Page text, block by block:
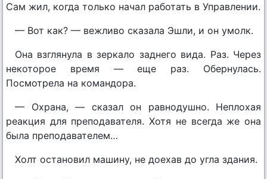
Сам жил, когда только начал работать в Управлении.
— Вот как? — вежливо сказала Эшли, и он умолк.
Она взглянула в зеркало заднего вида. Раз. Через
некоторое время — еще раз. Обернулась.
Посмотрела на командора.
— Охрана, — сказал он равнодушно. Неплохая
реакция для преподавателя. Хотя не всегда же она
была преподавателем…
Холт остановил машину, не доехав до угла здания.